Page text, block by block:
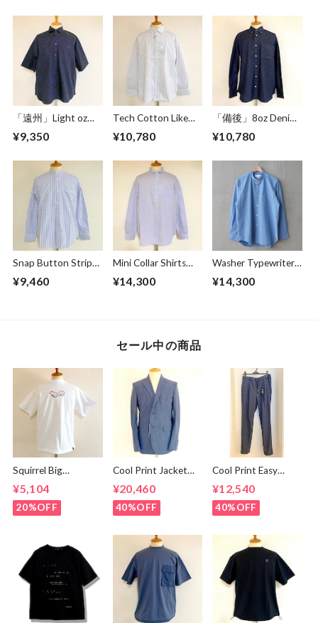
「遠州」Light oz
Pocket Half Sleeve
Botanical Deep
Navy
¥9,350
Tech Cotton Like
Line Shirts Ivory
¥10,780
「備後」8oz Denim
Shirts Dark Indigo
¥10,780
Snap Button Stripe
Shirts White
¥9,460
Mini Collar Shirts
¥14,300
Washer Typewriter
Collar Shirt Blue
¥14,300
セール中の商品
Squirrel Big
shirts White /
Brown
¥5,104
20%OFF
Cool Print Jacket
¥20,460
40%OFF
Cool Print Easy
¥12,540
40%OFF